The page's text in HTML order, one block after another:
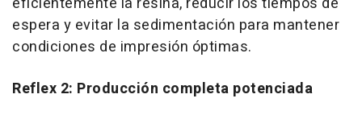
espera y evitar la sedimentación para mantener
condiciones de impresión óptimas.
Reflex 2: Producción completa potenciada